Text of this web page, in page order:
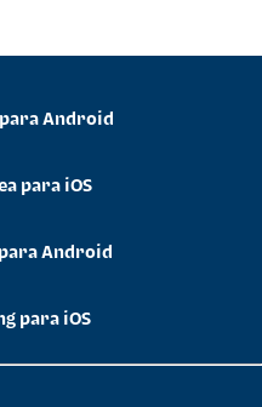
Android
para iOS
Android
para iOS